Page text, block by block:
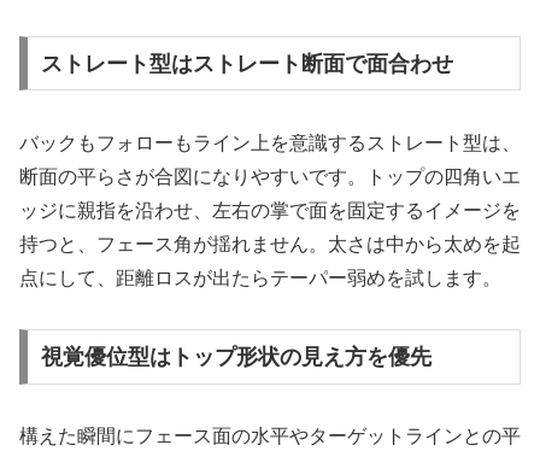
ストレート型はストレート断面で面合わせ
バックもフォローもライン上を意識するストレート型は、
断面の平らさが合図になりやすいです。トップの四角いエ
ッジに親指を沿わせ、左右の掌で面を固定するイメージを
持つと、フェース角が揺れません。太さは中から太めを起
点にして、距離ロスが出たらテーパー弱めを試します。
視覚優位型はトップ形状の見え方を優先
構えた瞬間にフェース面の水平やターゲットラインとの平